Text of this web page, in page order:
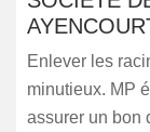
Enlever les
minutieux. MP
assurer un bon